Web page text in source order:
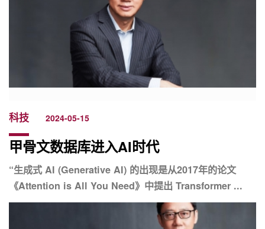
科技 2024-05-15
甲骨文数据库进入AI时代
“生成式 AI (Generative AI) 的出现是从2017年的论文
《Attention is All You Need》中提出 Transformer ...